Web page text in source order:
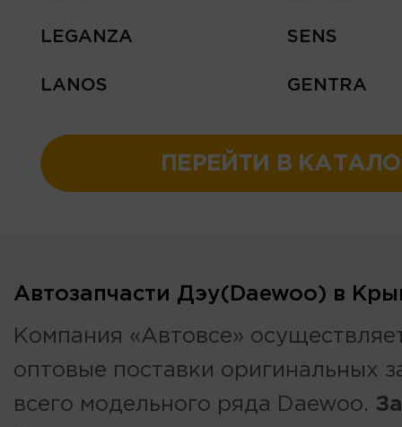
LEGANZA SENS
LANOS GENTRA
ПЕРЕЙТИ В
Автозапчасти Дэу(Daewoo) в
Компания «Автовсе»
оптовые поставки оригинальных
всего модельного ряда Daewoo.